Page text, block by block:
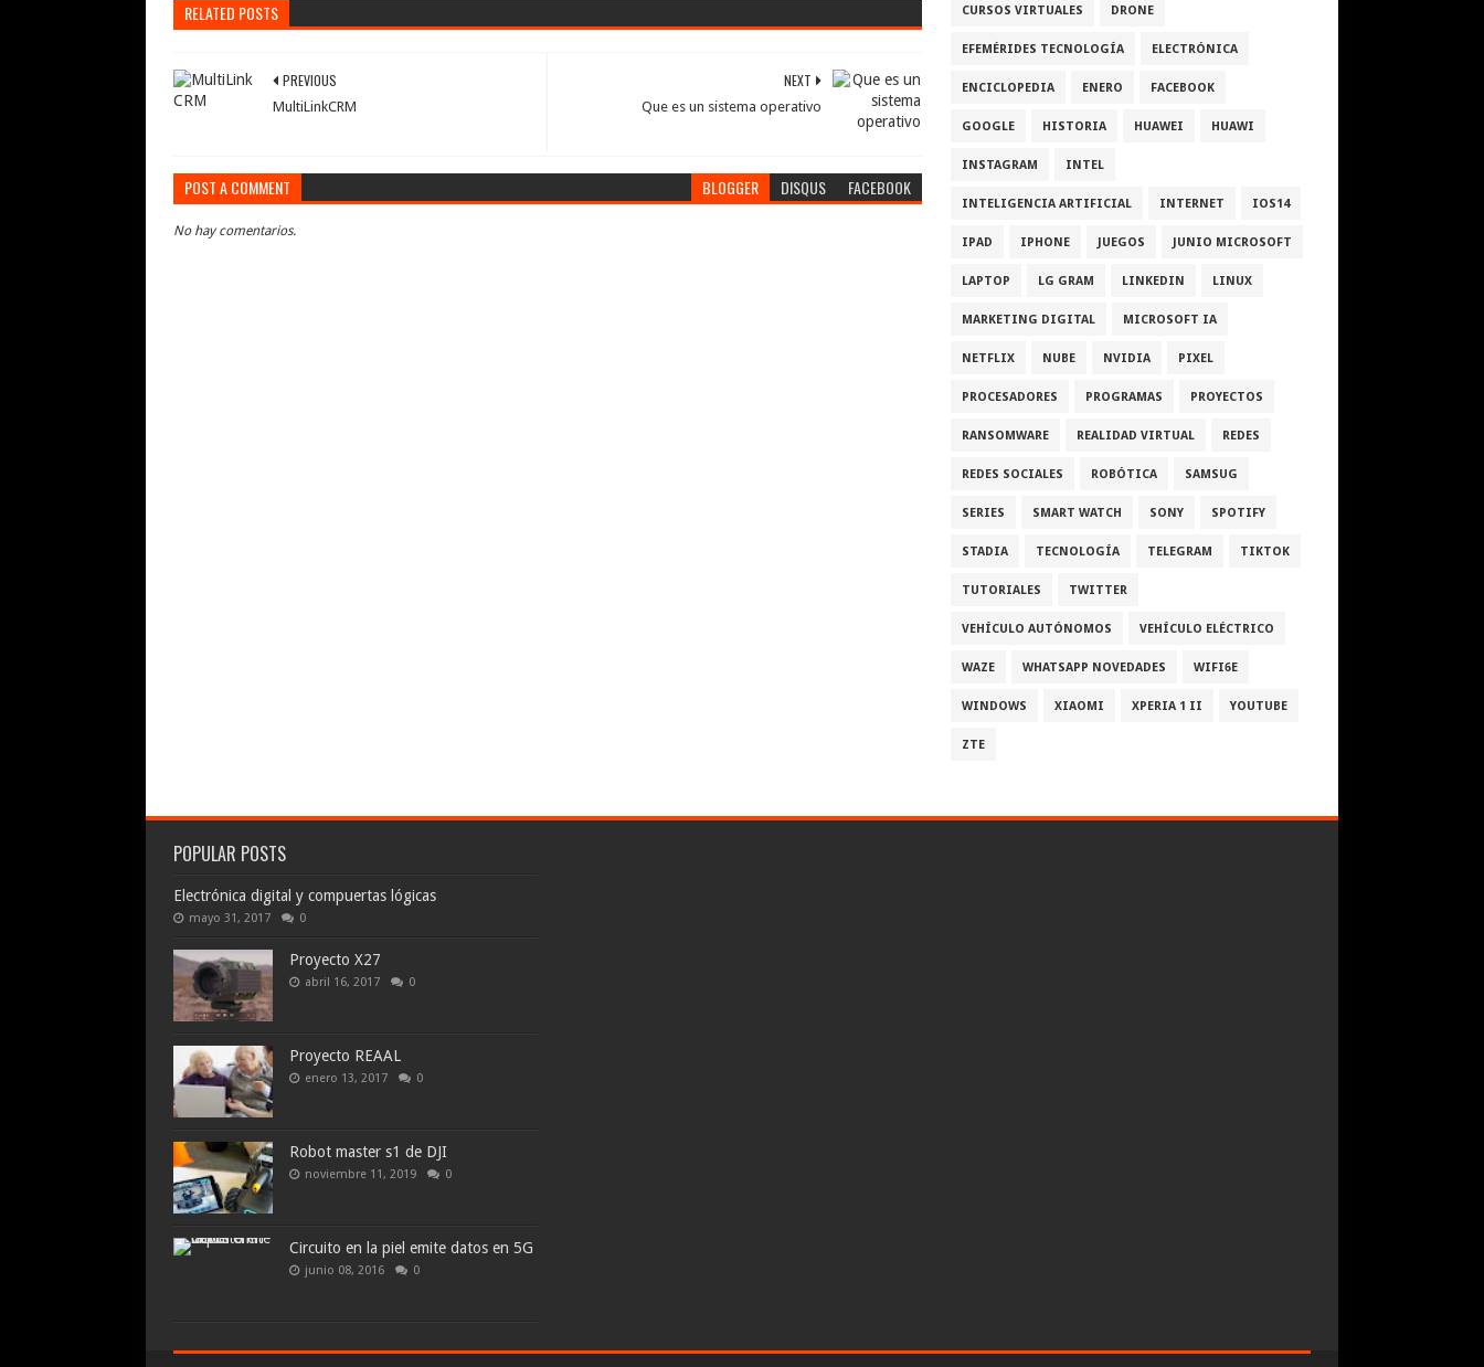
RELATED POSTS
NEXT
Que es un sistema operativo
PREVIOUS
MultiLinkCRM
POST A COMMENT BLOGGER DISQUS FACEBOOK
No hay comentarios.
CURSOS VIRTUALES DRONE
EFEMÉRIDES TECNOLOGÍA ELECTRÓNICA
ENCICLOPEDIA ENERO FACEBOOK
GOOGLE HISTORIA HUAWEI HUAWI
INSTAGRAM INTEL
INTELIGENCIA ARTIFICIAL INTERNET IOS14
IPAD IPHONE JUEGOS JUNIO MICROSOFT
LAPTOP LG GRAM LINKEDIN LINUX
MARKETING DIGITAL MICROSOFT IA
NETFLIX NUBE NVIDIA PIXEL
PROCESADORES PROGRAMAS PROYECTOS
RANSOMWARE REALIDAD VIRTUAL REDES
REDES SOCIALES ROBÓTICA SAMSUG
SERIES SMART WATCH SONY SPOTIFY
STADIA TECNOLOGÍA TELEGRAM TIKTOK
TUTORIALES TWITTER
VEHÍCULO AUTÓNOMOS VEHÍCULO ELÉCTRICO
WAZE WHATSAPP NOVEDADES WIFI6E
WINDOWS XIAOMI XPERIA 1 II YOUTUBE
ZTE
POPULAR POSTS
Electrónica digital y compuertas lógicas
mayo 31, 2017 0
Proyecto X27
abril 16, 2017 0
Proyecto REAAL
enero 13, 2017 0
Robot master s1 de DJI
noviembre 11, 2019 0
Circuito en la piel emite datos en 5G
junio 08, 2016 0